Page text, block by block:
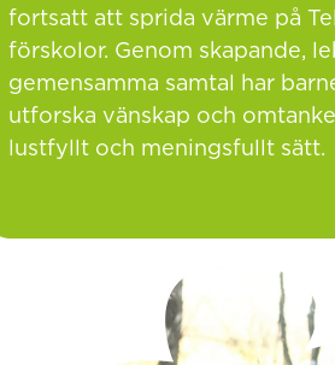
fortsatt att sprida värme på
förskolor. Genom skapande,
gemensamma samtal har
utforska vänskap och
lustfyllt och meningsfullt sätt.